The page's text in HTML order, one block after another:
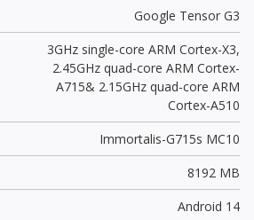
Google Tensor G3
3GHz single-core ARM Cortex-X3,
2.45GHz quad-core ARM Cortex-
A715& 2.15GHz quad-core ARM
Cortex-A510
Immortalis-G715s MC10
8192 MB
Android 14